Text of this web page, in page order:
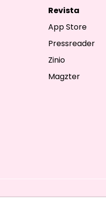
Revista
App Store
Pressreader
Zinio
Magzter
TODOS LOS DERECHOS